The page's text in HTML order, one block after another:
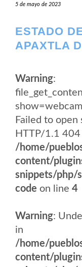
5 de mayo de 2023
ESTADO
APAXTLA
Warning:
Failed to open
HTTP/1.1
/home/
content/
snippets/php/
code on line 4
Warning:
in
/home/
content/